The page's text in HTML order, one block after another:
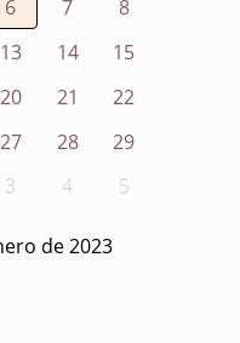
6 7
8
13 14
15
20 21
22
27 28
29
3 4 5
de 2023